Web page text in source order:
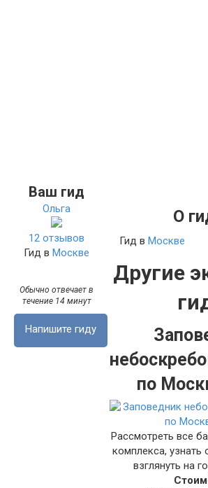
Ваш гид
Ольга
12 отзывов
Гид вМоскве
Обычно отвечает в
течение 14 минут
Напишите гиду
О
Гид в Москве
Другие
по
Рассмотреть все
комплекса, узнать
взглянуть на